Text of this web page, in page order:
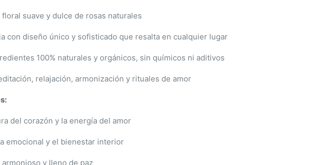
floral suave y dulce de rosas naturales
con diseño único y sofisticado que resalta en cualquier lugar
100% naturales y orgánicos, sin químicos ni aditivos
relajación, armonización y rituales de amor
del corazón y la energía del amor
emocional y el bienestar interior
y lleno de paz